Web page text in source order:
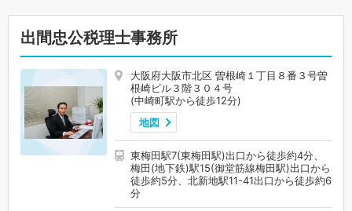
出間忠公税理士事務所
大阪府大阪市北区 曽根崎１丁目８番３号曽
根崎ビル３階３０４号
(中崎町駅から徒歩12分)
地図
東梅田駅7(東梅田駅)出口から徒歩約4分、
梅田(地下鉄)駅15(御堂筋線梅田駅)出口から
徒歩約5分、北新地駅11-41出口から徒歩約6
分